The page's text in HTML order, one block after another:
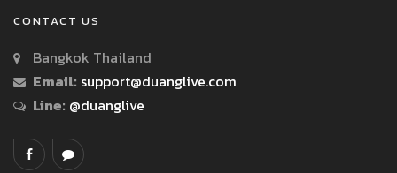
CONTACT US
Bangkok Thailand
Email: support@duanglive.com
Line: @duanglive